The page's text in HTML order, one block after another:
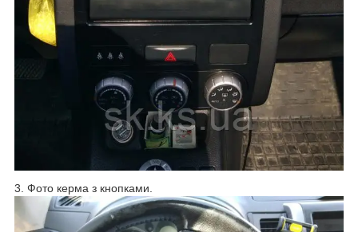
3. Фото керма з кнопками.